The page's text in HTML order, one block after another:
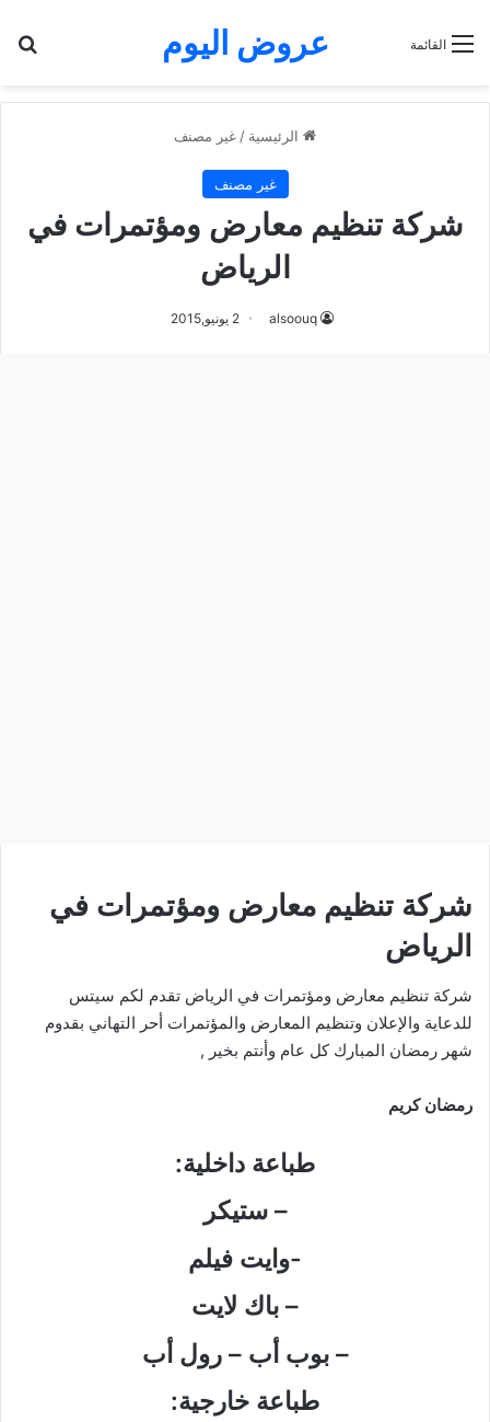
عروض اليوم القائمة
الرئيسية / غير مصنف
غير مصنف
شركة تنظيم معارض ومؤتمرات في
الرياض
alsoouq 2 يونيو,2015
شركة تنظيم معارض ومؤتمرات في
الرياض
شركة تنظيم معارض ومؤتمرات في الرياض تقدم لكم سيتس
للدعاية والإعلان وتنظيم المعارض والمؤتمرات أحر التهاني بقدوم
شهر رمضان المبارك كل عام وأنتم بخير ,
رمضان كريم
طباعة داخلية:
– ستيكر
-وايت فيلم
– باك لايت
– بوب أب – رول أب
طباعة خارجية: